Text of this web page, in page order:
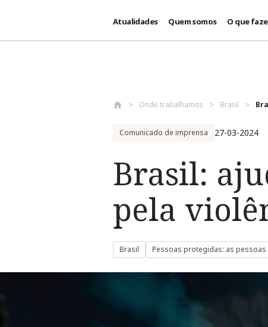
Atualidades Quem somos O que
Onde trabalhamos Brasil
Comunicado de imprensa 27-03-2024
Brasil:
pela
Brasil Pessoas protegidas: as